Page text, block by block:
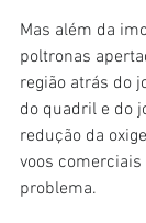
Mas além da
poltronas
região atrás do
do quadril e do
redução da
voos
problema.